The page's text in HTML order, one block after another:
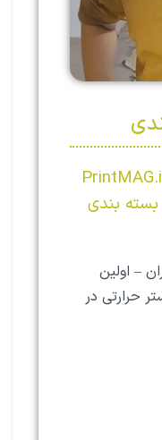
بندی
– اولین
حرارتی در